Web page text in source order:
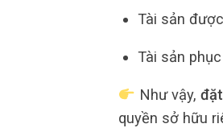
Tài sản
Tài sản
Như vậy,
quyền sở hữu